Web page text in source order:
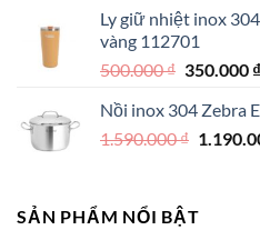
330.000 ₫.
Ly giữ nhiệt inox
vàng 112701
500.000₫ Giá
là:
500.000
350.000 ₫
Nồi inox 304 Zebra
1.590.000₫ Giá
SẢN PHẨM NỔI BẬT